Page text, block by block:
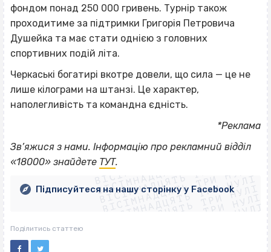
фондом понад 250 000 гривень. Турнір також
проходитиме за підтримки Григорія Петровича
Душейка та має стати однією з головних
спортивних подій літа.
Черкаські богатирі вкотре довели, що сила — це не
лише кілограми на штанзі. Це характер,
наполегливість та командна єдність.
*Реклама
Зв’яжися з нами. Інформацію про рекламний відділ
«18000» знайдете ТУТ.
ВІСІМНАДЦЯТЬ ТРИ НУЛІ
ВІСІМНАДЦЯТЬ ТРИ НУЛІ
ВІСІМНАДЦЯТЬ ТРИ НУЛІ
ВІСІМНАДЦЯТЬ ТРИ НУЛІ
ВІСІМНАДЦЯТЬ ТРИ НУЛІ
ВІСІМНАДЦЯТЬ ТРИ НУЛІ
ВІСІМНАДЦЯТЬ ТРИ НУЛІ
ВІСІМНАДЦЯТЬ ТРИ НУЛІ
Підписуйтеся на нашу сторінку у Facebook
Поділитись статтею